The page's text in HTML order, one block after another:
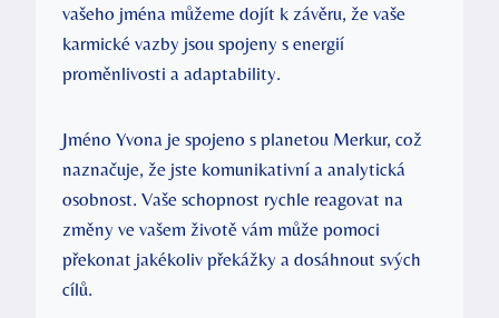
vašeho jména můžeme dojít k závěru, že vaše
karmické vazby jsou spojeny s energií
proměnlivosti a adaptability.
Jméno Yvona je spojeno s planetou Merkur, což
naznačuje, že jste komunikativní a analytická
osobnost. Vaše schopnost rychle reagovat na
změny ve vašem životě vám může pomoci
překonat jakékoliv překážky a dosáhnout svých
cílů.